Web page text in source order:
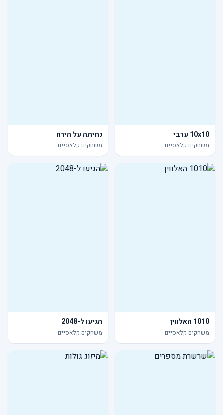
10x10 ערבי
משחקים קלאסיים
נחיתה על הירח
משחקים קלאסיים
1010 האלווין
משחקים קלאסיים
הגיעו ל-2048
משחקים קלאסיים